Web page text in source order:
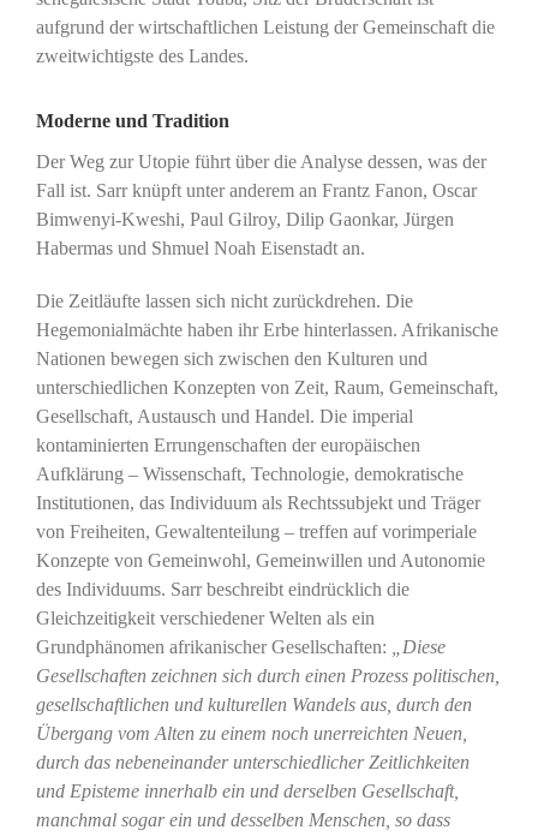
aufgrund der wirtschaftlichen Leistung der Gemeinschaft die
zweitwichtigste des Landes.
Moderne und Tradition
Der Weg zur Utopie führt über die Analyse dessen, was der
Fall ist. Sarr knüpft unter anderem an Frantz Fanon, Oscar
Bimwenyi-Kweshi, Paul Gilroy, Dilip Gaonkar, Jürgen
Habermas und Shmuel Noah Eisenstadt an.
Die Zeitläufte lassen sich nicht zurückdrehen. Die
Hegemonialmächte haben ihr Erbe hinterlassen. Afrikanische
Nationen bewegen sich zwischen den Kulturen und
unterschiedlichen Konzepten von Zeit, Raum, Gemeinschaft,
Gesellschaft, Austausch und Handel. Die imperial
kontaminierten Errungenschaften der europäischen
Aufklärung – Wissenschaft, Technologie, demokratische
Institutionen, das Individuum als Rechtssubjekt und Träger
von Freiheiten, Gewaltenteilung – treffen auf vorimperiale
Konzepte von Gemeinwohl, Gemeinwillen und Autonomie
des Individuums. Sarr beschreibt eindrücklich die
Gleichzeitigkeit verschiedener Welten als ein
Grundphänomen afrikanischer Gesellschaften:
„Diese
Gesellschaften zeichnen sich durch einen Prozess politischen,
gesellschaftlichen und kulturellen Wandels aus, durch den
Übergang vom Alten zu einem noch unerreichten Neuen,
durch das nebeneinander unterschiedlicher Zeitlichkeiten
und Episteme innerhalb ein und derselben Gesellschaft,
manchmal sogar ein und desselben Menschen, so dass